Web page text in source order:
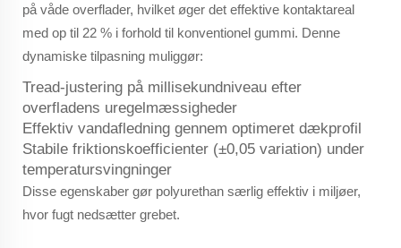
på våde overflader, hvilket øger det effektive kontaktareal
med op til 22 % i forhold til konventionel gummi. Denne
dynamiske tilpasning muliggør:
Tread-justering på millisekundniveau efter
overfladens uregelmæssigheder
Effektiv vandafledning gennem optimeret dækprofil
Stabile friktionskoefficienter (±0,05 variation) under
temperatursvingninger
Disse egenskaber gør polyurethan særlig effektiv i miljøer,
hvor fugt nedsætter grebet.